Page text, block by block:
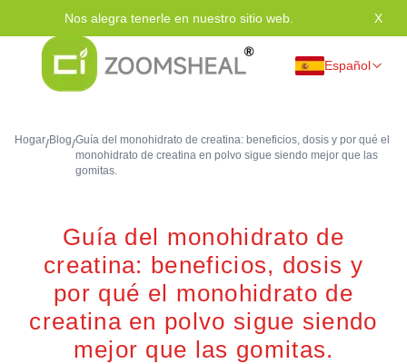
Nos alegra tenerle en nuestro sitio web. X
Español
Hogar/Blog/Guía del monohidrato de creatina: beneficios, dosis y por qué el
monohidrato de creatina en polvo sigue siendo mejor que las
gomitas.
Guía del monohidrato de
creatina: beneficios, dosis y
por qué el monohidrato de
creatina en polvo sigue siendo
mejor que las gomitas.